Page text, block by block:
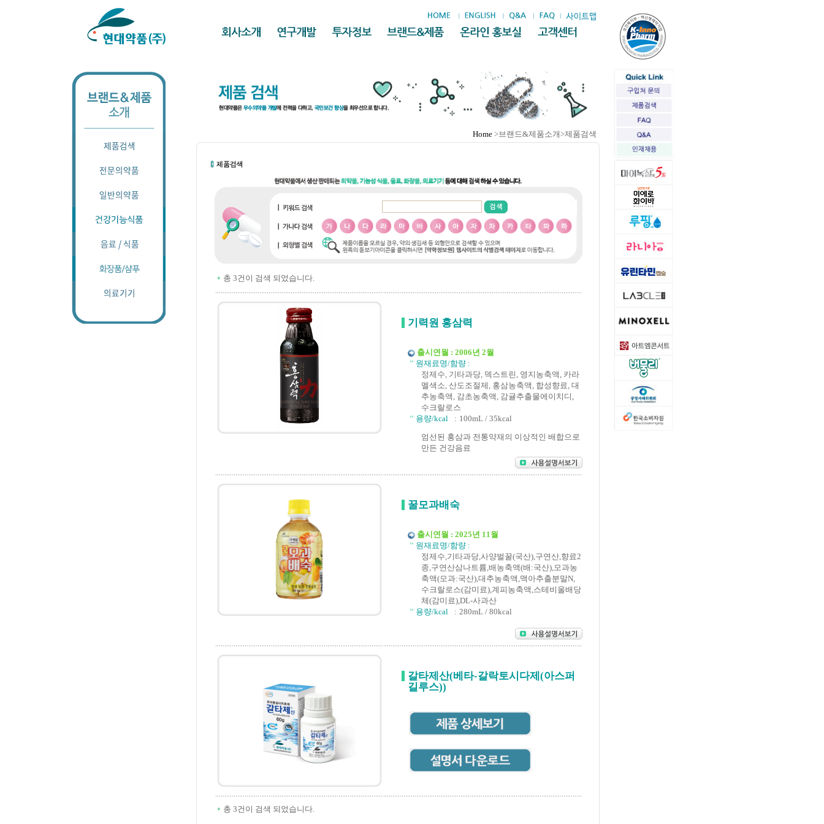
Home >브랜드&제품소개>제품검색
총 3건이 검색 되었습니다.
기력원 홍삼력
출시연월 : 2006년 2월
원재료명/함량 :
정제수, 기타과당, 덱스트린, 영지농축액, 카라
멜색소, 산도조절제, 홍삼농축액, 합성향료, 대
추농축액, 감초농축액, 감귤추출물에이치디,
수크랄로스
용량/kcal
: 100mL / 35kcal
엄선된 홍삼과 전통약재의 이상적인 배합으로
만든 건강음료
꿀모과배숙
출시연월 : 2025년 11월
원재료명/함량 :
정제수,기타과당,사양벌꿀(국산),구연산,향료2
종,구연산삼나트륨,배농축액(배:국산),모과농
축액(모과:국산),대추농축액,맥아추출분말N,
수크랄로스(감미료),계피농축액,스테비올배당
체(감미료),DL-사과산
용량/kcal
: 280mL / 80kcal
갈타제산(베타-갈락토시다제(아스퍼
길루스))
총 3건이 검색 되었습니다.